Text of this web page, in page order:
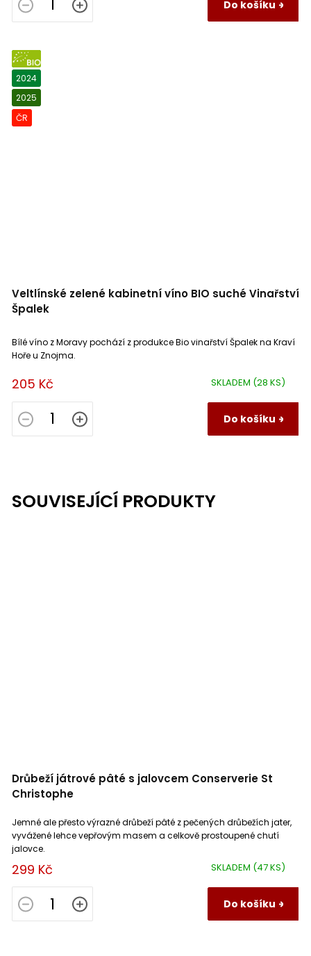
Do košíku
BIO
2024
2025
ČR
Veltlínské zelené kabinetní víno BIO suché Vinařství
Špalek
SKLADEM (28 KS)
205 Kč
Do košíku
Bílé víno z Moravy pochází z produkce Bio vinařství Špalek na Kraví
Hoře u Znojma.
SOUVISEJÍCÍ PRODUKTY
Drůbeží játrové pâté s jalovcem Conserverie St
Christophe
SKLADEM (47 KS)
299 Kč
Do košíku
Jemné ale přesto výrazné drůbeží pâté z pečených drůbežích jater,
vyvážené lehce vepřovým masem a celkově prostoupené chutí
jalovce.